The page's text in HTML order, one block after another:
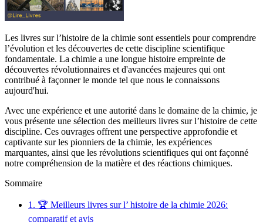
Les livres sur l’histoire de la chimie sont essentiels pour comprendre
l’évolution et les découvertes de cette discipline scientifique
fondamentale. La chimie a une longue histoire empreinte de
découvertes révolutionnaires et d'avancées majeures qui ont
contribué à façonner le monde tel que nous le connaissons
aujourd'hui.
Avec une expérience et une autorité dans le domaine de la chimie, je
vous présente une sélection des meilleurs livres sur l’histoire de cette
discipline. Ces ouvrages offrent une perspective approfondie et
captivante sur les pionniers de la chimie, les expériences
marquantes, ainsi que les révolutions scientifiques qui ont façonné
notre compréhension de la matière et des réactions chimiques.
Sommaire
1. 🏆 Meilleurs livres sur l’ histoire de la chimie 2026:
comparatif et avis